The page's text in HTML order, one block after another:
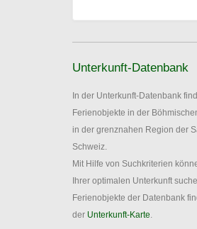
Unterkunft-Datenbank
In der Unterkunft-Datenbank
Ferienobjekte in der
in der grenznahen Region der
Schweiz.
Mit Hilfe von Suchkriterien
Ihrer optimalen Unterkunft
Ferienobjekte der Datenbank
der Unterkunft-Karte.